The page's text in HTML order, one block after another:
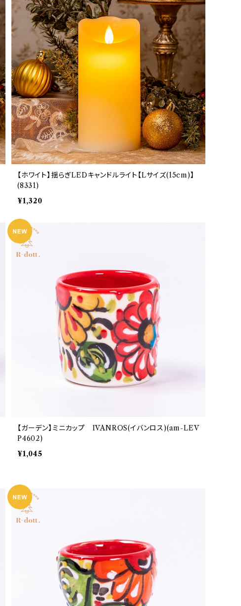
【ホワイト】揺らぎLEDキャンドルライト【Lサイズ(15cm)】
(8331)
¥1,320
【ガーデン】ミニカップ IVANROS(イバンロス)(am-LEV
P4602)
¥1,045